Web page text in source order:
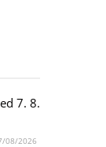
7. 8.
08/2026